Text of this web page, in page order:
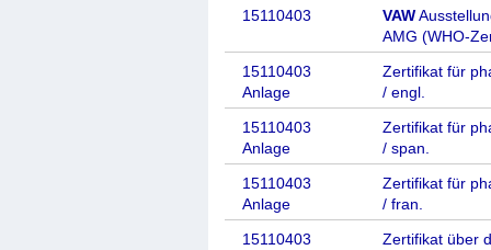
15110403 VAW
AMG (WHO-
15110403
Anlage
Zertifikat für
/ engl.
15110403
Anlage
Zertifikat für
/ span.
15110403
Anlage
Zertifikat für
/ fran.
15110403
Zertifikat über